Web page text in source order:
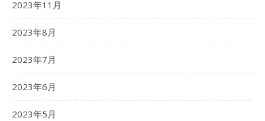
2023年11月
2023年8月
2023年7月
2023年6月
2023年5月